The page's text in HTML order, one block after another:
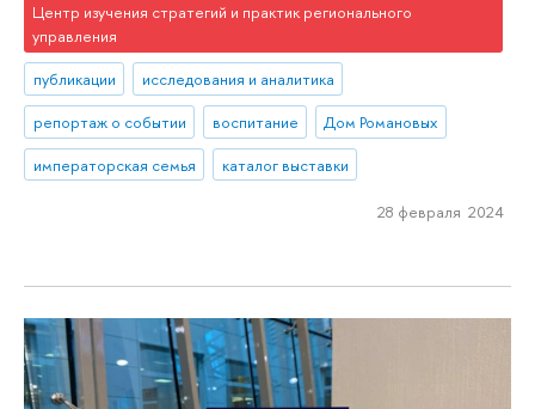
Центр изучения стратегий и практик регионального
управления
публикации
исследования и аналитика
репортаж о событии
воспитание
Дом Романовых
императорская семья
каталог выставки
28 февраля 2024